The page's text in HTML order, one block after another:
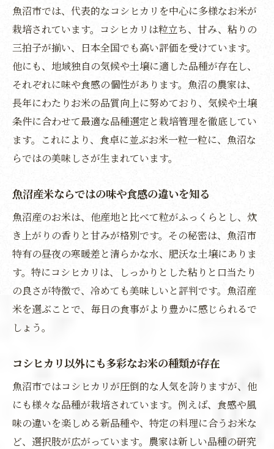
本物志向の贈り物なら魚沼産コシヒカリ
魚沼市では、代表的なコシヒカリを中心に多様なお米が
栽培されています。コシヒカリは粒立ち、甘み、粘りの
三拍子が揃い、日本全国でも高い評価を受けています。
他にも、地域独自の気候や土壌に適した品種が存在し、
それぞれに味や食感の個性があります。魚沼の農家は、
長年にわたりお米の品質向上に努めており、気候や土壌
条件に合わせて最適な品種選定と栽培管理を徹底してい
ます。これにより、食卓に並ぶお米一粒一粒に、魚沼な
らではの美味しさが生まれています。
魚沼産米ならではの味や食感の違いを知る
魚沼産のお米は、他産地と比べて粒がふっくらとし、炊
き上がりの香りと甘みが格別です。その秘密は、魚沼市
特有の昼夜の寒暖差と清らかな水、肥沃な土壌にありま
す。特にコシヒカリは、しっかりとした粘りと口当たり
の良さが特徴で、冷めても美味しいと評判です。魚沼産
米を選ぶことで、毎日の食事がより豊かに感じられるで
しょう。
コシヒカリ以外にも多彩なお米の種類が存在
魚沼市ではコシヒカリが圧倒的な人気を誇りますが、他
にも様々な品種が栽培されています。例えば、食感や風
味の違いを楽しめる新品種や、特定の料理に合うお米な
ど、選択肢が広がっています。農家は新しい品種の研究